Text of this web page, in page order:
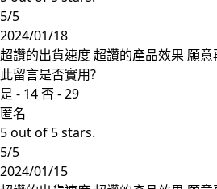
5/5
2024/01/18
超讚的出貨速度 超讚的產品效果 願意
此留言是否實用?
是 - 14否 -29
匿名
5 out of 5 stars.
5/5
2024/01/15